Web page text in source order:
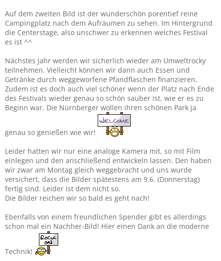
Auf dem zweiten Bild ist der wunderschön porentief reine
Campingplatz nach dem Aufräumen zu sehen. Im Hintergrund
die Centerstage, also unschwer zu erkennen welches Festival
es ist ^^
Nächstes Jahr werden wir sicherlich wieder am Umweltrocky
teilnehmen. Vielleicht können wir dann auch Essen und
Getränke durch weggeworfene Pfandflaschen finanzieren.
Zudem ist es doch auch viel schöner wenn der Platz nach Ende
des Festivals wieder genau so schön sauber ist, wie er es zu
Beginn war. Die Nürnberger wollen ihren schönen Park ja
genau so genießen wie wir!
Leider hatten wir nur eine analoge Kamera mit, so mit Film
einlegen und den anschließend entwickeln lassen. Den haben
wir zwar am Montag gleich weggebracht und uns wurde
versichert, dass die Bilder spätestens am 9.6. (Donnerstag)
fertig sind. Leider ist dem nicht so.
Die Bilder reichen wir so bald es geht nach!
Ebenfalls von einem freundlichen Spender gibt es allerdings
schon mal ein Nachher-Bild! Hier einen Dank an die moderne
Technik!